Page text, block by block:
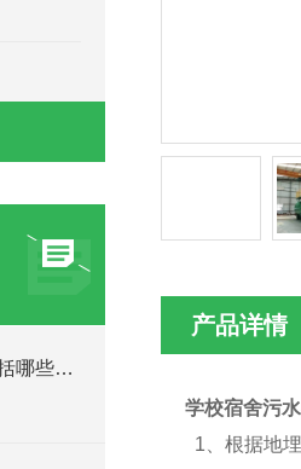
医疗机构污水处理设备包括哪些主要部分？
产品详情
学校宿舍污
1、根据地